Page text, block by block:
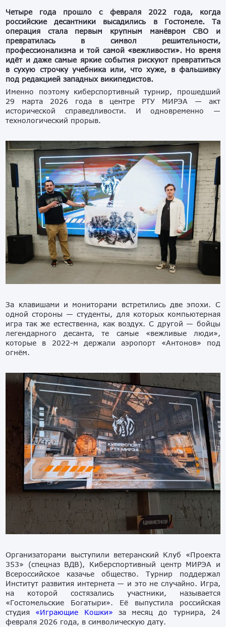
Четыре года прошло с февраля 2022 года, когда
российские десантники высадились в Гостомеле. Та
операция стала первым крупным манёвром СВО и
превратилась в символ решительности,
профессионализма и той самой «вежливости». Но время
идёт и даже самые яркие события рискуют превратиться
в сухую строчку учебника или, что хуже, в фальшивку
под редакцией западных википедистов.
Именно поэтому киберспортивный турнир, прошедший
29 марта 2026 года в центре РТУ МИРЭА — акт
исторической справедливости. И одновременно —
технологический прорыв.
За клавишами и мониторами встретились две эпохи. С
одной стороны — студенты, для которых компьютерная
игра так же естественна, как воздух. С другой — бойцы
легендарного десанта, те самые «вежливые люди»,
которые в 2022-м держали аэропорт «Антонов» под
огнём.
Организаторами выступили ветеранский Клуб «Проекта
353» (спецназ ВДВ), Киберспортивный центр МИРЭА и
Всероссийское казачье общество. Турнир поддержал
Институт развития интернета — и это не случайно. Игра,
на которой состязались участники, называется
«Гостомельские Богатыри». Её выпустила российская
студия «Играющие Кошки» за месяц до турнира, 24
февраля 2026 года, в символическую дату.